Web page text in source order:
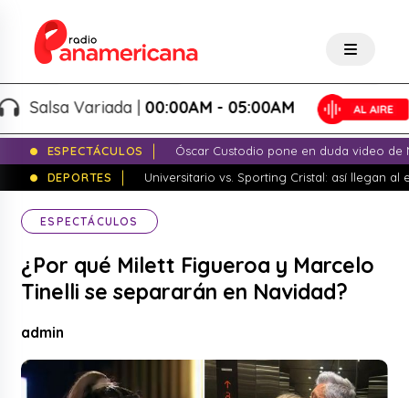
Variada |00:00AM - 05:00AM
ESPECTÁCULOS
Óscar Custodio pone en duda video de
DEPORTES
Universitario vs. Sporting Cristal: así llegan al
ESPECTÁCULOS
¿Por qué Milett Figueroa y Marcelo
Tinelli se separarán en Navidad?
admin